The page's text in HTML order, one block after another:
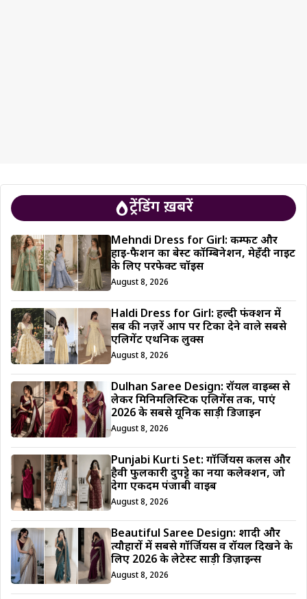
ट्रेंडिंग ख़बरें
Mehndi Dress for Girl: कम्फर्ट और
हाई-फैशन का बेस्ट कॉम्बिनेशन, मेहँदी नाइट
के लिए परफेक्ट चॉइस
August 8, 2026
Haldi Dress for Girl: हल्दी फंक्शन में
सब की नज़रें आप पर टिका देने वाले सबसे
एलिगेंट एथनिक लुक्स
August 8, 2026
Dulhan Saree Design: रॉयल वाइब्स से
लेकर मिनिमलिस्टिक एलिगेंस तक, पाएं
2026 के सबसे यूनिक साड़ी डिजाईन
August 8, 2026
Punjabi Kurti Set: गॉर्जियस कलर्स और
हैवी फुलकारी दुपट्टे का नया कलेक्शन, जो
देगा एकदम पंजाबी वाइब
August 8, 2026
Beautiful Saree Design: शादी और
त्यौहारों में सबसे गॉर्जियस व रॉयल दिखने के
लिए 2026 के लेटेस्ट साड़ी डिज़ाइन्स
August 8, 2026